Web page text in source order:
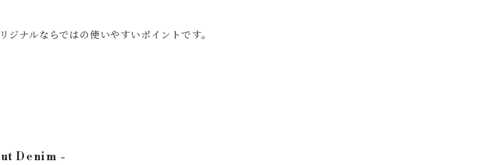
ナルならではの使いやすいポイントです。
Denim -